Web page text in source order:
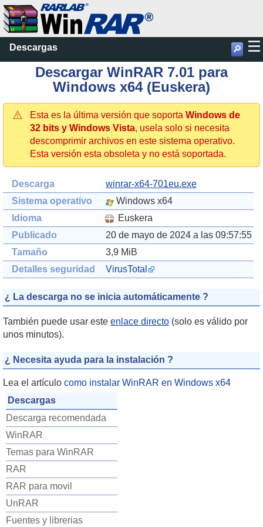
Descargas 🔎
Descargar WinRAR 7.01 para
Windows x64 (Euskera)
Esta es la última versión que soporta Windows de
32 bits y Windows Vista, usela solo si necesita
descomprimir archivos en este sistema operativo.
Esta versión esta obsoleta y no está soportada.
Descarga
winrar-x64-701eu.exe
Sistema operativo
Windows x64
Idioma
Euskera
Publicado
20 de mayo de 2024 a las 09:57:55
Tamaño
3,9 MiB
Detalles seguridad
VirusTotal
¿ La descarga no se inicia automáticamente ?
También puede usar este enlace directo (solo es válido por
unos minutos).
¿ Necesita ayuda para la instalación ?
Lea el artículo como instalar WinRAR en Windows x64
Descargas
Descarga recomendada
WinRAR
Temas para WinRAR
RAR
RAR para movil
UnRAR
Fuentes y librerias